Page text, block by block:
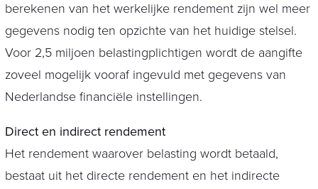
berekenen van het werkelijke rendement zijn wel meer
gegevens nodig ten opzichte van het huidige stelsel.
Voor 2,5 miljoen belastingplichtigen wordt de aangifte
zoveel mogelijk vooraf ingevuld met gegevens van
Nederlandse financiële instellingen.
Direct en indirect rendement
Het rendement waarover belasting wordt betaald,
bestaat uit het directe rendement en het indirecte